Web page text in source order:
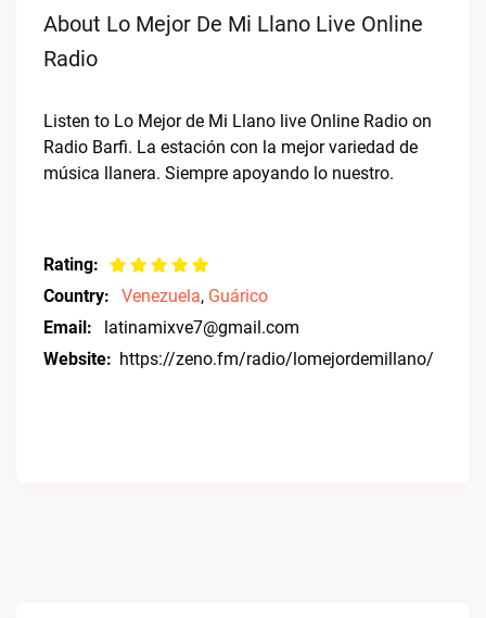
About Lo Mejor De Mi Llano Live Online
Radio
Listen to Lo Mejor de Mi Llano live Online Radio on
Radio Barfi. La estación con la mejor variedad de
música llanera. Siempre apoyando lo nuestro.
Rating:
Country:
Venezuela, Guárico
Email:
latinamixve7@gmail.com
Website: https://zeno.fm/radio/lomejordemillano/